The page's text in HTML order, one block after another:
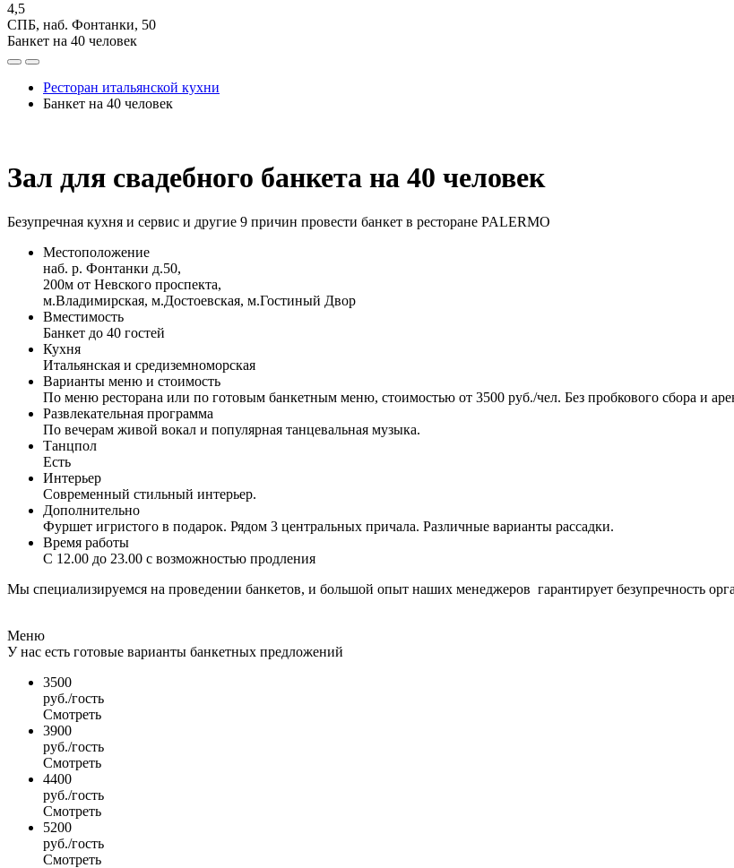
4,5
СПБ, наб. Фонтанки, 50
Банкет на 40 человек
Ресторан итальянской кухни
Банкет на 40 человек
Зал для свадебного банкета на 40 человек
Безупречная кухня и сервис и другие 9 причин провести банкет в ресторане PALERMO
Местоположение
наб. р. Фонтанки д.50,
200м от Невского проспекта,
м.Владимирская, м.Достоевская, м.Гостиный Двор
Вместимость
Банкет до 40 гостей
Кухня
Итальянская и средиземноморская
Варианты меню и стоимость
По меню ресторана или по готовым банкетным меню, стоимостью от 3500 руб./чел. Без пробкового сбора и
Развлекательная программа
По вечерам живой вокал и популярная танцевальная музыка.
Танцпол
Есть
Интерьер
Современный стильный интерьер.
Дополнительно
Фуршет игристого в подарок. Рядом 3 центральных причала. Различные варианты рассадки.
Время работы
С 12.00 до 23.00 с возможностью продления
Мы специализируемся на проведении банкетов, и большой опыт наших менеджеров гарантирует безупречность
Меню
У нас есть готовые варианты банкетных предложений
3500
руб./гость
Смотреть
3900
руб./гость
Смотреть
4400
руб./гость
Смотреть
5200
руб./гость
Смотреть